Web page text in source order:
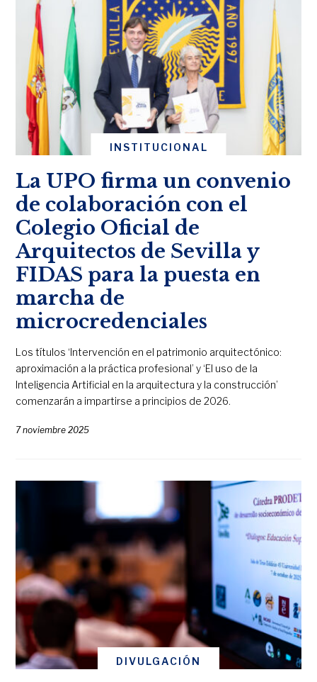
INSTITUCIONAL
La UPO firma un convenio
de colaboración con el
Colegio Oficial de
Arquitectos de Sevilla y
FIDAS para la puesta en
marcha de
microcredenciales
Los títulos ‘Intervención en el patrimonio arquitectónico:
aproximación a la práctica profesional’ y ‘El uso de la
Inteligencia Artificial en la arquitectura y la construcción’
comenzarán a impartirse a principios de 2026.
7 noviembre 2025
DIVULGACIÓN